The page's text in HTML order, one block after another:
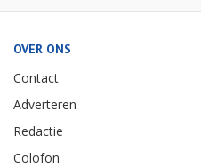
OVER ONS
Contact
Adverteren
Redactie
Colofon